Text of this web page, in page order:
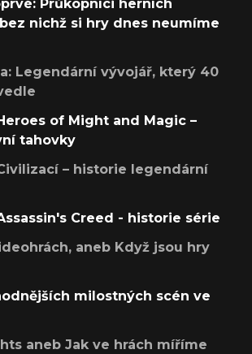
Průkopníci herních
nichž si hry dnes neumíme
Legendární vývojář, který 40
of Might and Magic –
tahovky
– historie legendární
Creed - historie série
aneb Když jsou hry
milostných scén ve
aneb Jak ve hrách míříme